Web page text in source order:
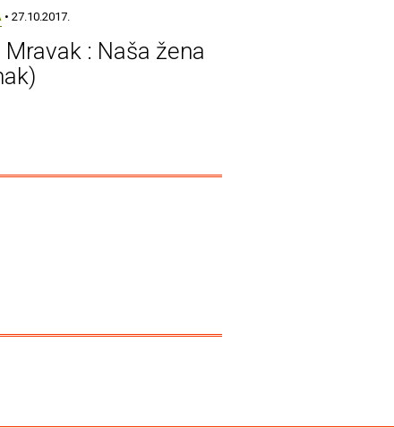
• 27.10.2017.
Mravak : Naša žena